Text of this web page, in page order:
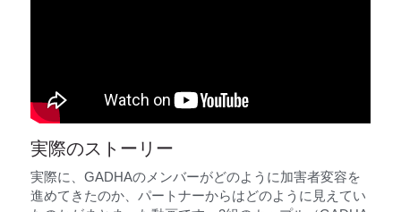
実際のストーリー
実際に、GADHAのメンバーがどのように加害者変容を
進めてきたのか、パートナーからはどのように見えてい